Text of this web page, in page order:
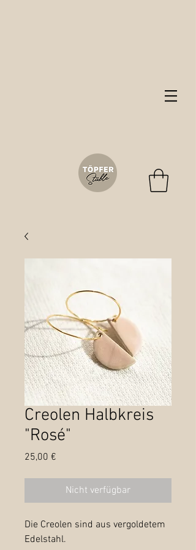
Creolen Halbkreis
"Rosé"
25,00 €
Nicht verfügbar
Die Creolen sind aus vergoldetem
Edelstahl.